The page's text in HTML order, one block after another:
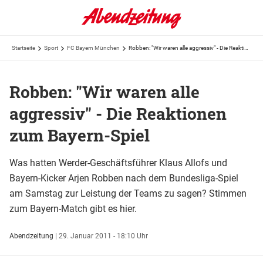
Startseite Sport FC Bayern München
Robben: "Wir waren alle
aggressiv" - Die Reaktionen
zum Bayern-Spiel
Was hatten Werder-Geschäftsführer Klaus Allofs und
Bayern-Kicker Arjen Robben nach dem Bundesliga-Spiel
am Samstag zur Leistung der Teams zu sagen? Stimmen
zum Bayern-Match gibt es hier.
Abendzeitung | 29. Januar 2011 - 18:10 Uhr